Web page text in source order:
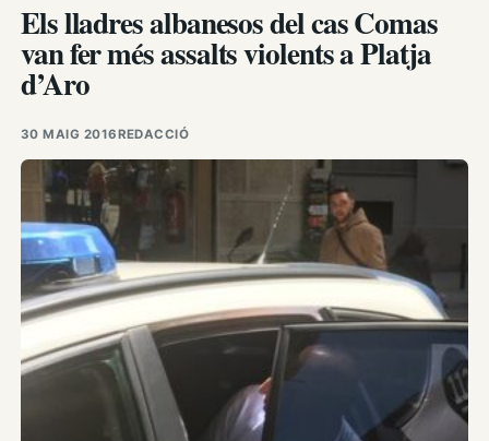
Els lladres albanesos del cas Comas
van fer més assalts violents a Platja
d’Aro
30 MAIG 2016REDACCIÓ